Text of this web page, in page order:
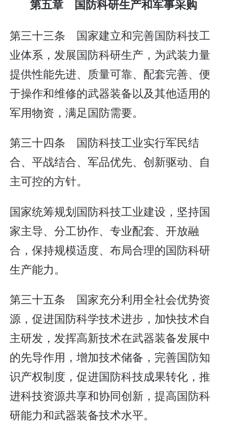
第五章 国防科研生产和军事采购
第三十三条 国家建立和完善国防科技工
业体系，发展国防科研生产，为武装力量
提供性能先进、质量可靠、配套完善、便
于操作和维修的武器装备以及其他适用的
军用物资，满足国防需要。
第三十四条 国防科技工业实行军民结
合、平战结合、军品优先、创新驱动、自
主可控的方针。
国家统筹规划国防科技工业建设，坚持国
家主导、分工协作、专业配套、开放融
合，保持规模适度、布局合理的国防科研
生产能力。
第三十五条 国家充分利用全社会优势资
源，促进国防科学技术进步，加快技术自
主研发，发挥高新技术在武器装备发展中
的先导作用，增加技术储备，完善国防知
识产权制度，促进国防科技成果转化，推
进科技资源共享和协同创新，提高国防科
研能力和武器装备技术水平。